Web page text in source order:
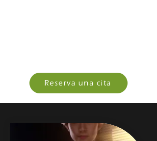
Reserva una cita